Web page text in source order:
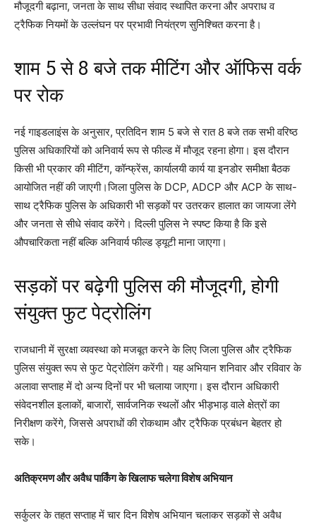
मौजूदगी बढ़ाना, जनता के साथ सीधा संवाद स्थापित करना और अपराध व
ट्रैफिक नियमों के उल्लंघन पर प्रभावी नियंत्रण सुनिश्चित करना है।
शाम 5 से 8 बजे तक मीटिंग और ऑफिस वर्क
पर रोक
नई गाइडलाइंस के अनुसार, प्रतिदिन शाम 5 बजे से रात 8 बजे तक सभी वरिष्ठ
पुलिस अधिकारियों को अनिवार्य रूप से फील्ड में मौजूद रहना होगा। इस दौरान
किसी भी प्रकार की मीटिंग, कॉन्फ्रेंस, कार्यालयी कार्य या इनडोर समीक्षा बैठक
आयोजित नहीं की जाएगी।जिला पुलिस के DCP, ADCP और ACP के साथ-
साथ ट्रैफिक पुलिस के अधिकारी भी सड़कों पर उतरकर हालात का जायजा लेंगे
और जनता से सीधे संवाद करेंगे। दिल्ली पुलिस ने स्पष्ट किया है कि इसे
औपचारिकता नहीं बल्कि अनिवार्य फील्ड ड्यूटी माना जाएगा।
सड़कों पर बढ़ेगी पुलिस की मौजूदगी, होगी
संयुक्त फुट पेट्रोलिंग
राजधानी में सुरक्षा व्यवस्था को मजबूत करने के लिए जिला पुलिस और ट्रैफिक
पुलिस संयुक्त रूप से फुट पेट्रोलिंग करेंगी। यह अभियान शनिवार और रविवार के
अलावा सप्ताह में दो अन्य दिनों पर भी चलाया जाएगा। इस दौरान अधिकारी
संवेदनशील इलाकों, बाजारों, सार्वजनिक स्थलों और भीड़भाड़ वाले क्षेत्रों का
निरीक्षण करेंगे, जिससे अपराधों की रोकथाम और ट्रैफिक प्रबंधन बेहतर हो
सके।
अतिक्रमण और अवैध पार्किंग के खिलाफ चलेगा विशेष अभियान
सर्कुलर के तहत सप्ताह में चार दिन विशेष अभियान चलाकर सड़कों से अवैध